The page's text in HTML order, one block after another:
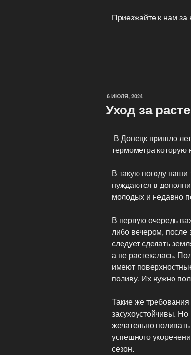
Приезжайте к нам за
6 ИЮЛЯ, 2024
Уход за
В Донецк пришло
термометра которую
В такую погоду наши
нуждаются в
молодых и недавно
В первую очередь
либо вечером, после
следует сделать
а не растекалась.
имеют
поливу. Их нужно
Такие же
засухоустойчивы.
желательно
успешного
сезон.